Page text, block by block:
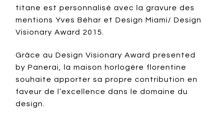
titane est personnalisé avec la gravure des
mentions Yves Béhar et Design Miami/ Design
Visionary Award 2015.
Grâce au Design Visionary Award presented
by Panerai, la maison horlogère florentine
souhaite apporter sa propre contribution en
faveur de l’excellence dans le domaine du
design.